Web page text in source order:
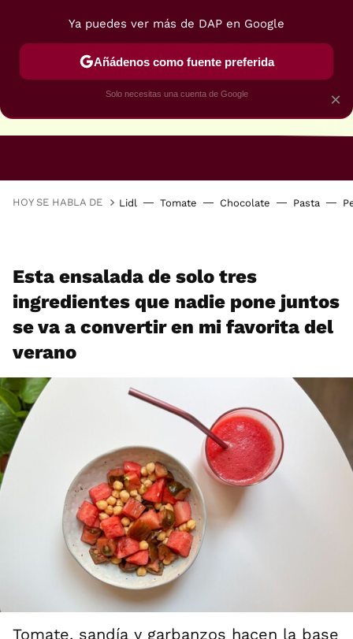
HOY SE HABLA DE Lidl Tomate Chocolate Pasta
Esta ensalada de solo tres
ingredientes que nadie pone juntos
se va a convertir en mi favorita del
verano
Tomate, sandía y garbanzos hacen la base
×
Ya puedes ver más de DAP en Google
Añádenos como fuente preferida
Solo necesitas una cuenta de Google